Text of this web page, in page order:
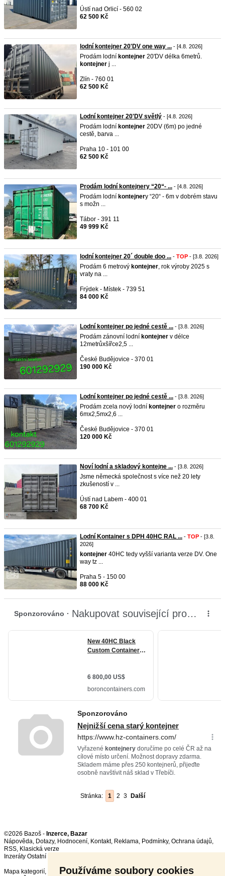
Používáme soubory cookies
Ústí nad Orlicí - 560 02
62 500 Kč
lodní kontejner 20'DV one way ... - [4.8. 2026]
Prodám lodní kontejner 20'DV délka 6metrů.
kontejner j ...
Zlín - 760 01
62 500 Kč
Lodní kontejner 20'DV světlý - [4.8. 2026]
Prodám lodní kontejner 20DV (6m) po jedné
cestě, barva ...
Praha 10 - 101 00
62 500 Kč
Prodám lodní kontejnery “20“- ... - [4.8. 2026]
Prodám lodní kontejnery “20“ - 6m v dobrém stavu
s možn ...
Tábor - 391 11
49 999 Kč
lodní kontejner 20´ double doo ... - TOP - [3.8. 2026]
Prodám 6 metrový kontejner, rok výroby 2025 s
vraty na ...
Frýdek - Místek - 739 51
84 000 Kč
Lodní kontejner po jedné cestě ... - [3.8. 2026]
Prodám zánovní lodní kontejner v délce
12metrůxšířce2,5 ...
České Budějovice - 370 01
190 000 Kč
Lodní kontejner po jedné cestě ... - [3.8. 2026]
Prodám zcela nový lodní kontejner o rozměru
6mx2,5mx2,6 ...
České Budějovice - 370 01
120 000 Kč
Noví lodní a skladový kontejne ... - [3.8. 2026]
Jsme německá společnost s více než 20 lety
zkušeností v ...
Ústí nad Labem - 400 01
68 700 Kč
Lodní Kontainer s DPH 40HC RAL ... - TOP - [3.8.
2026]
kontejner 40HC tedy vyšší varianta verze DV. One
way tz ...
Praha 5 - 150 00
88 000 Kč
Stránka: 1 2 3 Další
©2026 Bazoš - Inzerce, Bazar
Nápověda, Dotazy, Hodnocení, Kontakt, Reklama, Podmínky, Ochrana údajů,
RSS,
Inzeráty Ostatní celkem:
Mapa kategorií,
Nejvyhledávanější výrazy